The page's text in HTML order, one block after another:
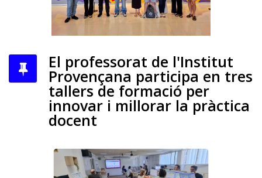
El professorat de l'Institut
Provençana participa en tres
tallers de formació per
innovar i millorar la pràctica
docent